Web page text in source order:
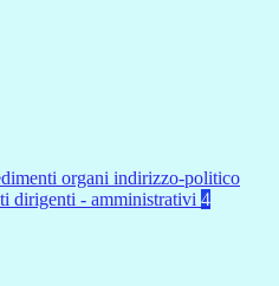
organi indirizzo-politico
dirigenti - amministrativi 4